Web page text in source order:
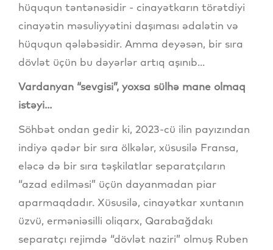
hüququn təntənəsidir - cinayətkarın törətdiyi
cinayətin məsuliyyətini daşıması ədalətin və
hüququn qələbəsidir. Amma deyəsən, bir sıra
dövlət üçün bu dəyərlər artıq aşınıb...
Vardanyan “sevgisi”, yoxsa sülhə mane olmaq
istəyi...
Söhbət ondan gedir ki, 2023-cü ilin payızından
indiyə qədər bir sıra ölkələr, xüsusilə Fransa,
eləcə də bir sıra təşkilatlar separatçıların
“azad edilməsi” üçün dayanmadan piar
aparmaqdadır. Xüsusilə, cinayətkar xuntanın
üzvü, erməniəsilli oliqarx, Qarabağdakı
separatçı rejimdə “dövlət naziri” olmuş Ruben